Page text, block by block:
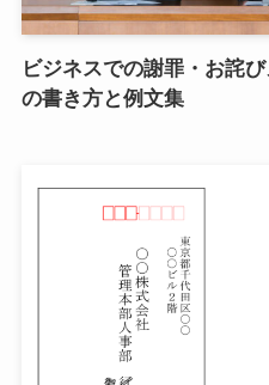
ビジネスでの謝罪・お詫
の書き方と例文集